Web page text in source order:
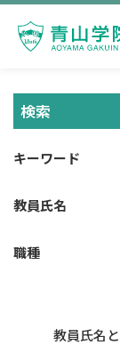
検索
キーワード
教員氏名
職種
教員氏名